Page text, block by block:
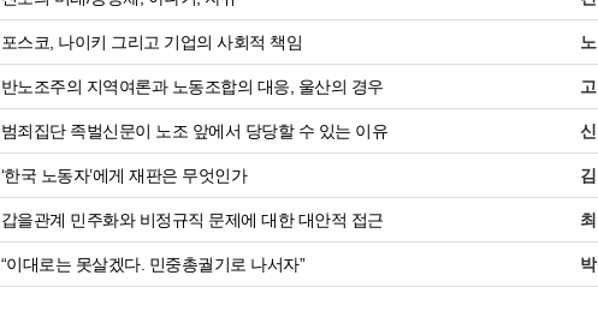
포스코, 나이키 그리고 기업의 사회적 책임
반노조주의 지역여론과 노동조합의 대응, 울산의 경우
범죄집단 족벌신문이 노조 앞에서 당당할 수 있는 이유
‘한국 노동자’에게 재판은 무엇인가
갑을관계 민주화와 비정규직 문제에 대한 대안적 접근
“이대로는 못살겠다. 민중총궐기로 나서자”